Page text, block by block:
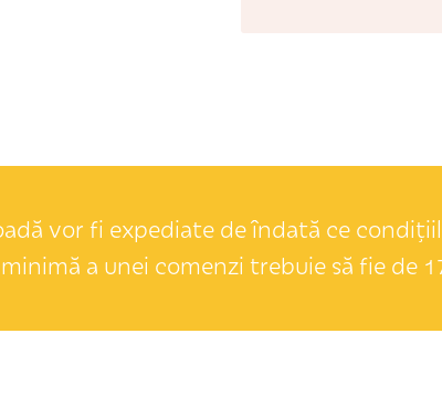
vor fi expediate de îndată ce
a unei comenzi trebuie să fie de